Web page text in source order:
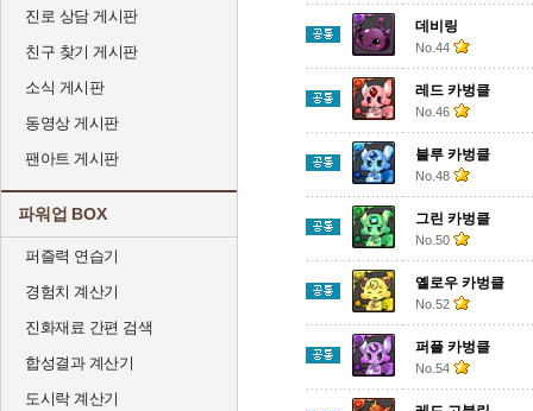
진로 상담 게시판
친구 찾기 게시판
소식 게시판
동영상 게시판
팬아트 게시판
파워업 BOX
퍼즐력 연습기
경험치 계산기
진화재료 간편 검색
합성결과 계산기
도시락 계산기
데비링
No.44
레드 카벙클
No.46
블루 카벙클
No.48
그린 카벙클
No.50
옐로우 카벙클
No.52
퍼플 카벙클
No.54